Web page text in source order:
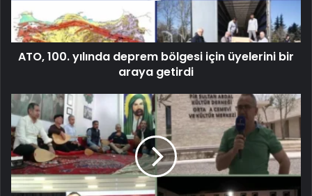
ATO, 100. yılında deprem bölgesi için üyelerini bir
araya getirdi